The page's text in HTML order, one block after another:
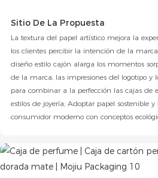
Sitio De La Propuesta
La textura del papel artístico mejora la
los clientes percibir la intención de la
diseño estilo cajón alarga los momentos
de la marca, las impresiones del logotipo y
para combinar a la perfección las cajas de
estilos de joyería; Adoptar papel sostenible
consumidor moderno con conceptos